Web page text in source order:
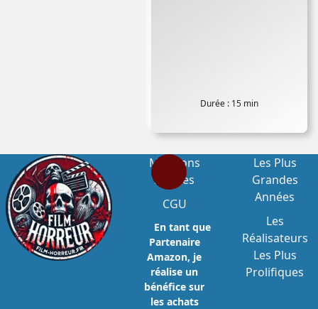
Durée : 15 min
Mentions
Légales
CGU
En tant que
Partenaire
Amazon, je
réalise un
bénéfice sur
les achats
Les Plus
Grandes
Années
Les
Réalisateurs
Les Plus
Prolifiques